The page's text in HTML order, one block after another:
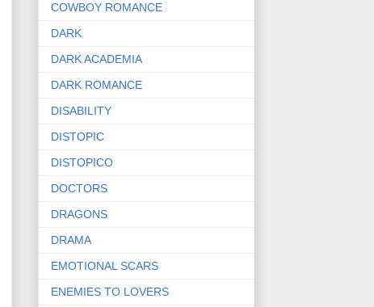
COWBOY ROMANCE
DARK
DARK ACADEMIA
DARK ROMANCE
DISABILITY
DISTOPIC
DISTOPICO
DOCTORS
DRAGONS
DRAMA
EMOTIONAL SCARS
ENEMIES TO LOVERS